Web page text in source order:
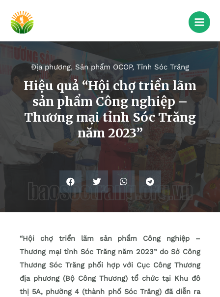
Địa phương, Sản phẩm OCOP, Tỉnh Sóc Trăng
Hiệu quả “Hội chợ triển lãm
sản phẩm Công nghiệp –
Thương mại tỉnh Sóc Trăng
năm 2023”
“Hội chợ triển lãm sản phẩm Công nghiệp –
Thương mại tỉnh Sóc Trăng năm 2023” do Sở Công
Thương Sóc Trăng phối hợp với Cục Công Thương
địa phương (Bộ Công Thương) tổ chức tại Khu đô
thị 5A, phường 4 (thành phố Sóc Trăng) đã diễn ra